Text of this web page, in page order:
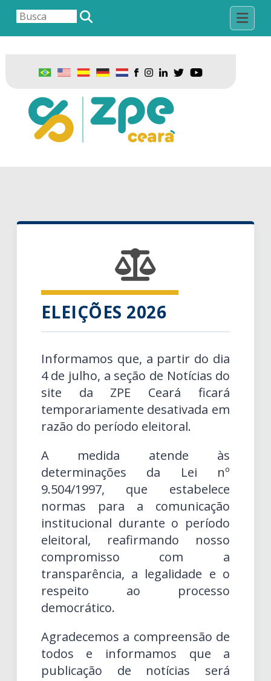
ELEIÇÕES 2026
Informamos que, a partir do dia
4 de julho, a seção de Notícias do
site da ZPE Ceará ficará
temporariamente desativada em
razão do período eleitoral.
A medida atende às
determinações da Lei nº
9.504/1997, que estabelece
normas para a comunicação
institucional durante o período
eleitoral, reafirmando nosso
compromisso com a
transparência, a legalidade e o
respeito ao processo
democrático.
Agradecemos a compreensão de
todos e informamos que a
publicação de notícias será